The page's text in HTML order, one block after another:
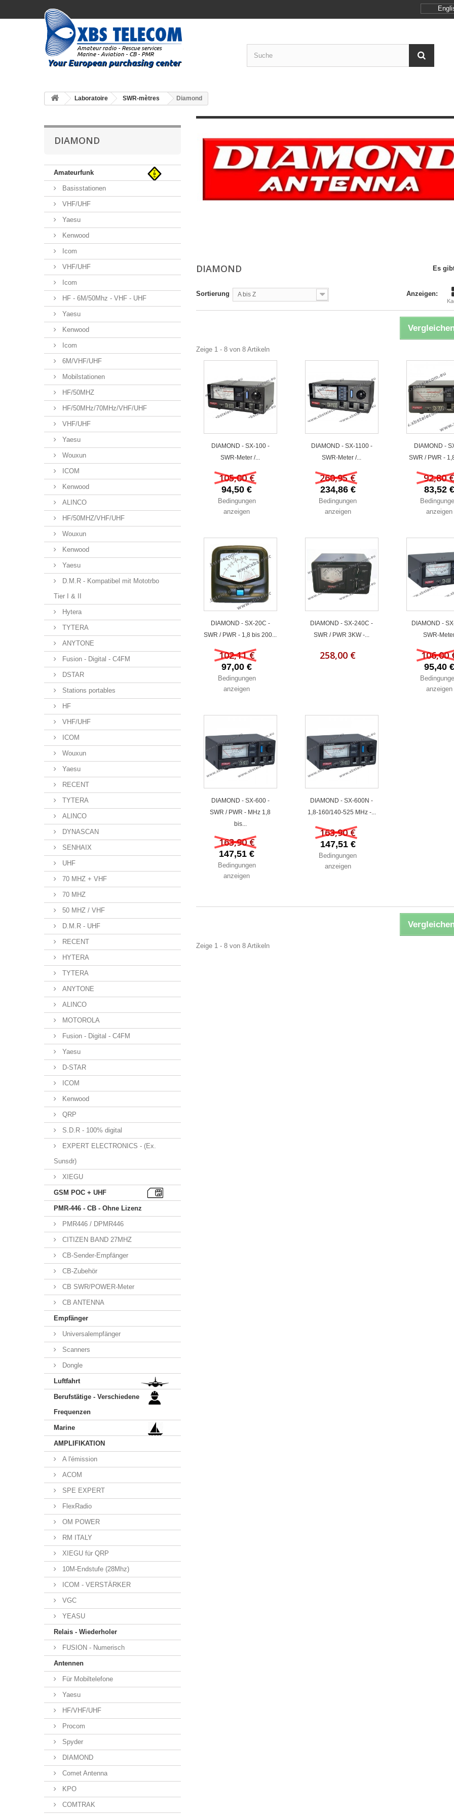
Laboratoire SWR-mètres Diamond
DIAMOND
Amateurfunk
Basisstationen
VHF/UHF
Yaesu
Kenwood
Icom
VHF/UHF
Icom
HF - 6M/50Mhz - VHF - UHF
Yaesu
Kenwood
Icom
6M/VHF/UHF
Mobilstationen
HF/50MHZ
HF/50MHz/70MHz/VHF/UHF
VHF/UHF
Yaesu
Wouxun
ICOM
Kenwood
ALINCO
HF/50MHZ/VHF/UHF
Wouxun
Kenwood
Yaesu
D.M.R - Kompatibel mit Mototrbo
Tier I & II
Hytera
TYTERA
ANYTONE
Fusion - Digital - C4FM
DSTAR
Stations portables
HF
VHF/UHF
ICOM
Wouxun
Yaesu
RECENT
TYTERA
ALINCO
DYNASCAN
SENHAIX
UHF
70 MHZ + VHF
70 MHZ
50 MHZ / VHF
D.M.R - UHF
RECENT
HYTERA
TYTERA
ANYTONE
ALINCO
MOTOROLA
Fusion - Digital - C4FM
Yaesu
D-STAR
ICOM
Kenwood
QRP
S.D.R - 100% digital
EXPERT ELECTRONICS - (Ex.
Sunsdr)
XIEGU
GSM POC + UHF
PMR-446 - CB - Ohne Lizenz
PMR446 / DPMR446
CITIZEN BAND 27MHZ
CB-Sender-Empfänger
CB-Zubehör
CB SWR/POWER-Meter
CB ANTENNA
Empfänger
Universalempfänger
Scanners
Dongle
Luftfahrt
Berufstätige - Verschiedene
Frequenzen
Marine
AMPLIFIKATION
A l'émission
ACOM
SPE EXPERT
FlexRadio
OM POWER
RM ITALY
XIEGU für QRP
10M-Endstufe (28Mhz)
ICOM - VERSTÄRKER
VGC
YEASU
Relais - Wiederholer
FUSION - Numerisch
Antennen
Für Mobiltelefone
Yaesu
HF/VHF/UHF
Procom
Spyder
DIAMOND
Comet Antenna
KPO
COMTRAK
DIAMOND Es
Anzeigen:
Sortierung A bis Z
Zeige 1 - 8 von 8 Artikeln
DIAMOND - SX-100 -
SWR-Meter /...
105,00 €
94,50 €
Bedingungen
anzeigen
DIAMOND - SX-1100 -
SWR-Meter /...
260,95 €
234,86 €
Bedingungen
anzeigen
DIAMOND -
SWR / PWR -
92,80
83,52 €
anzeigen
DIAMOND - SX-20C -
SWR / PWR - 1,8 bis 200...
102,11 €
97,00 €
Bedingungen
anzeigen
DIAMOND - SX-240C -
SWR / PWR 3KW -...
258,00 €
DIAMOND -
SWR-
106,00
95,40 €
anzeigen
DIAMOND - SX-600 -
SWR / PWR - MHz 1,8
bis...
163,90 €
147,51 €
Bedingungen
anzeigen
DIAMOND - SX-600N -
1,8-160/140-525 MHz -...
163,90 €
147,51 €
Bedingungen
anzeigen
Zeige 1 - 8 von 8 Artikeln